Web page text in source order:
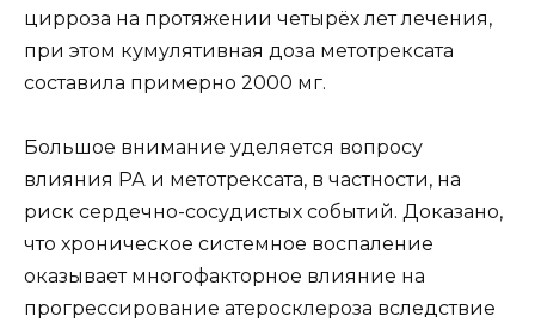
цирроза на протяжении четырёх лет лечения,
при этом кумулятивная доза метотрексата
составила примерно 2000 мг.
Большое внимание уделяется вопросу
влияния РА и метотрексата, в частности, на
риск сердечно-сосудистых событий. Доказано,
что хроническое системное воспаление
оказывает многофакторное влияние на
прогрессирование атеросклероза вследствие